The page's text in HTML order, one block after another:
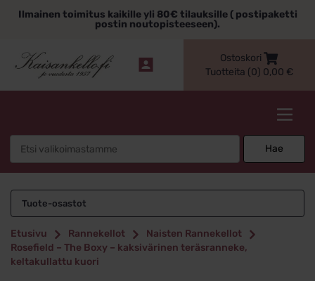
sisältöönIlmainen toimitus kaikille yli 80€ tilauksille ( postipaketti
postin noutopisteeseen).
Ostoskori
Tuotteita (0) 0,00 €
Hae
Tuote-osastot
Etusivu Rannekellot
Naisten Rannekellot
Rosefield – The Boxy – kaksivärinen teräsranneke,
keltakullattu kuori